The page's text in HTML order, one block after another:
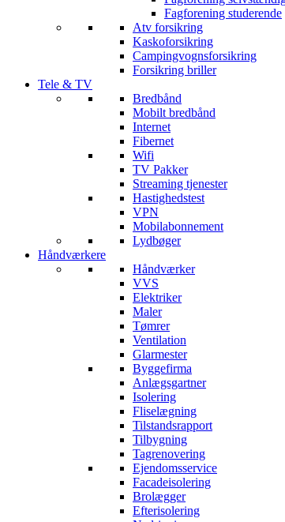
Fagforening studerende
Atv forsikring
Kaskoforsikring
Campingvognsforsikring
Forsikring briller
Tele & TV
Bredbånd
Mobilt bredbånd
Internet
Fibernet
Wifi
TV Pakker
Streaming tjenester
Hastighedstest
VPN
Mobilabonnement
Lydbøger
Håndværkere
Håndværker
VVS
Elektriker
Maler
Tømrer
Ventilation
Glarmester
Byggefirma
Anlægsgartner
Isolering
Fliselægning
Tilstandsrapport
Tilbygning
Tagrenovering
Ejendomsservice
Facadeisolering
Brolægger
Efterisolering